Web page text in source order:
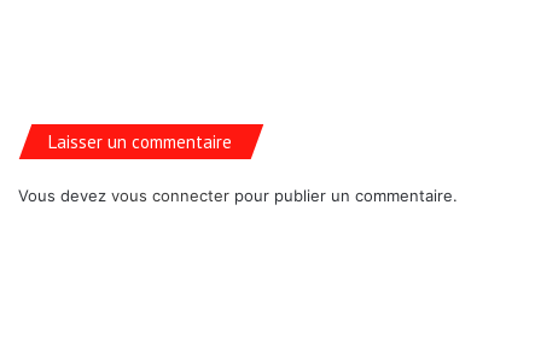
Laisser un commentaire
Vous devez vous connecter pour publier un commentaire.